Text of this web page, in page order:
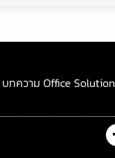
บทความ Office Solution